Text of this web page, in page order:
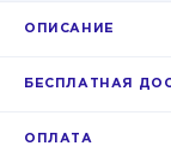
ОПИСАНИЕ
БЕСПЛАТНАЯ
ОПЛАТА